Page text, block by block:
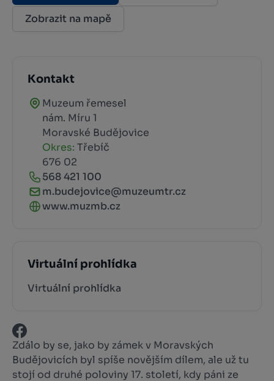
Zobrazit na mapě
Kontakt
Muzeum řemesel
nám. Míru 1
Moravské Budějovice
Okres: Třebíč
676 02
568 421 100
m.budejovice@muzeumtr.cz
www.muzmb.cz
Virtuální prohlídka
Virtuální prohlídka
Zdálo by se, jako by zámek v Moravských
Budějovicích byl spíše novějším dílem, ale už tu
stojí od druhé poloviny 17. století, kdy páni ze